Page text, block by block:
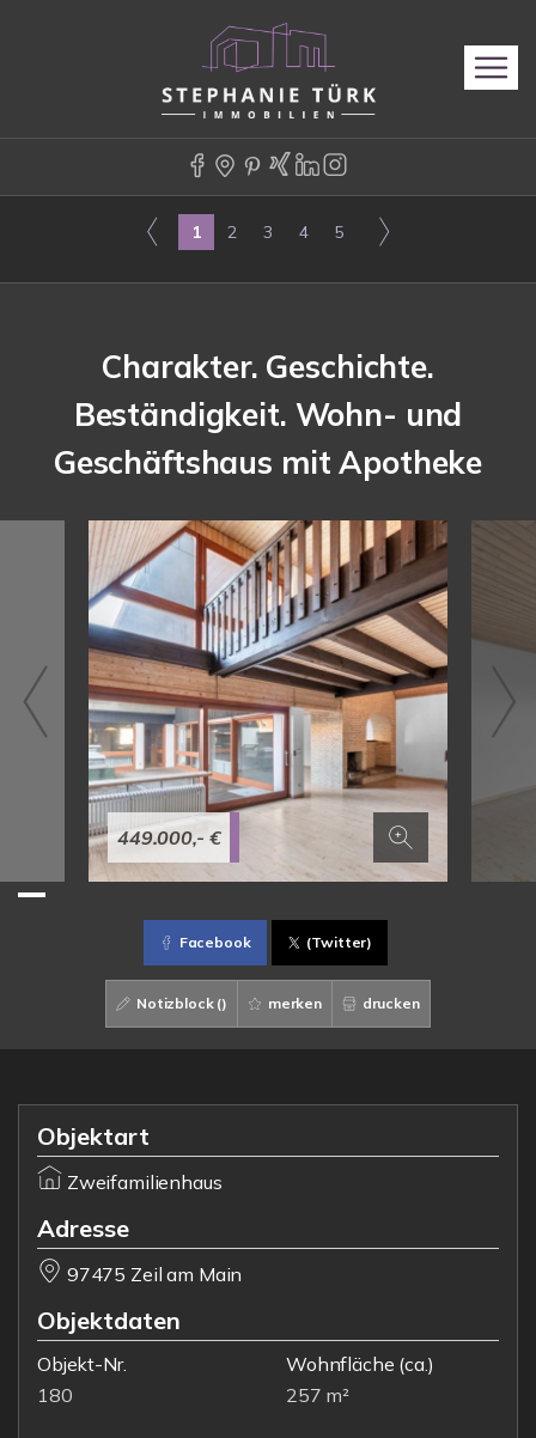
1 2 3 4 5
Charakter. Geschichte.
Beständigkeit. Wohn- und
Geschäftshaus mit Apotheke
449.000,- €
Facebook (Twitter)
Notizblock () merken drucken
Objektart
Zweifamilienhaus
Adresse
97475 Zeil am Main
Objektdaten
Objekt-Nr.
180
Wohnfläche (ca.)
257 m²